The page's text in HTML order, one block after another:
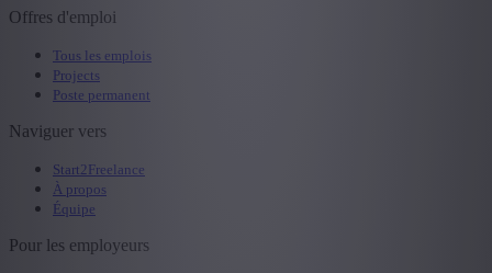
Offres d'emploi
Tous les emplois
Projects
Poste permanent
Naviguer vers
Start2Freelance
À propos
Équipe
Pour les employeurs